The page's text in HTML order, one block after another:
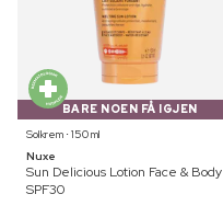
BARE NOEN FÅ IGJEN
Solkrem ⋅ 150 ml
Nuxe
Sun Delicious Lotion Face & Body
SPF30